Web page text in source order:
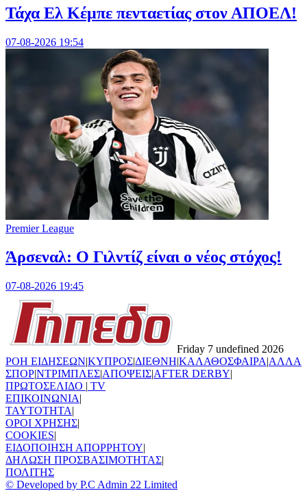
Τάχα Ελ Κέμπε πενταετίας στον ΑΠΟΕΛ!
07-08-2026 19:54
Premier League
Άρσεναλ: Ο Γιλντίζ είναι ο νέος στόχος!
07-08-2026 19:45
Friday 7 undefined 2026
ΡΟΗ ΕΙΔΗΣΕΩΝ|ΚΥΠΡΟΣ|ΔΙΕΘΝΗ|ΚΑΛΑΘΟΣΦΑΙΡΑ|ΑΛΛΑ
ΣΠΟΡ|ΝΤΡΙΜΠΛΕΣ|ΑΠΟΨΕΙΣ|AFTER DERBY|
ΠΡΩΤΟΣΕΛΙΔΟ | TV
ΕΠΙΚΟΙΝΩΝΙΑ|
TAYTOTHTA|
ΟΡΟΙ ΧΡΗΣΗΣ|
COOKIES|
ΕΙΔΟΠΟΙΗΣΗ ΑΠΟΡΡΗΤΟΥ|
ΔΗΛΩΣΗ ΠΡΟΣΒΑΣΙΜΟΤΗΤΑΣ|
ΠΟΛΙΤΗΣ
© Developed by P.C Admin 22 Limited